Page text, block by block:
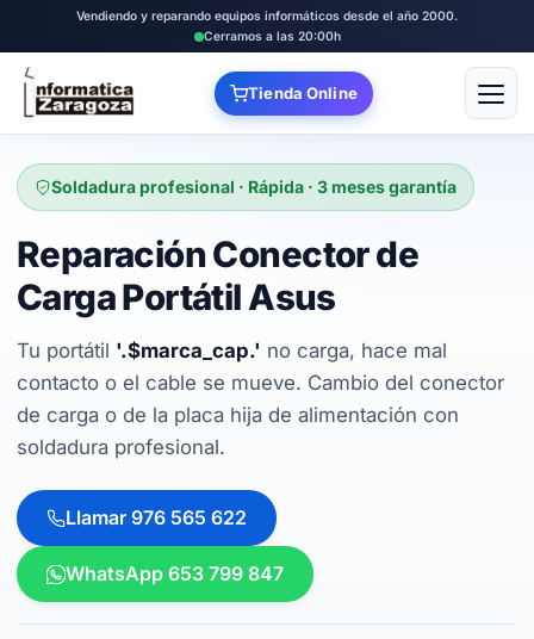
Vendiendo y reparando equipos informáticos desde el año 2000.
Cerramos a las 20:00h
Tienda Online Abrir
Soldadura profesional · Rápida · 3 meses garantía
Reparación Conector de
Carga Portátil Asus
Tu portátil '.$marca_cap.' no carga, hace mal
contacto o el cable se mueve. Cambio del conector
de carga o de la placa hija de alimentación con
soldadura profesional.
Llamar 976 565 622
WhatsApp 653 799 847